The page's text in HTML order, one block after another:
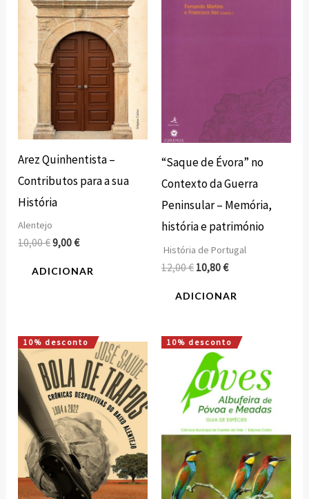
Arez Quinhentista –
Contributos para a sua
História
Alentejo
10,00€
10,00 €.
9,00€
9,00 €.
ADICIONAR
“Saque de Évora” no
Contexto da Guerra
Peninsular – Memória,
história e património
História de Portugal
12,00€
12,00 €.
10,80€
10,80 €.
ADICIONAR
10% desconto
O
preço
original
era:
20,00 €.
O
preço
atual
é:
18,00 €.
10% desconto
O
preço
original
era:
12,00 €.
O
atual
é:
10,80 €.